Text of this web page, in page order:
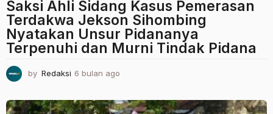
Saksi Ahli Sidang Kasus Pemerasan
Terdakwa Jekson Sihombing
Nyatakan Unsur Pidananya
Terpenuhi dan Murni Tindak Pidana
by Redaksi 6 bulan ago
l